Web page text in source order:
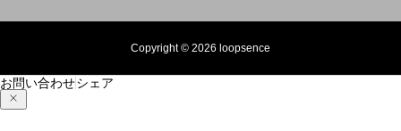
Copyright © 2026 loopsence
お問い合わせシェア